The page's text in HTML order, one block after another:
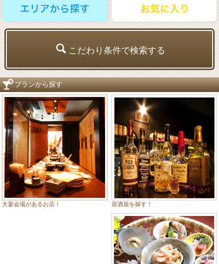
こだわり条件で検索する
プランから探す
大宴会場があるお店！ 居酒屋を探す！